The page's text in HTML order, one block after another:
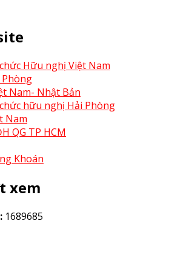
Hữu nghị Việt Nam
Nam- Nhật Bản
hữu nghị Hải Phòng
Nam
QG TP HCM
Khoán
xem
1689685